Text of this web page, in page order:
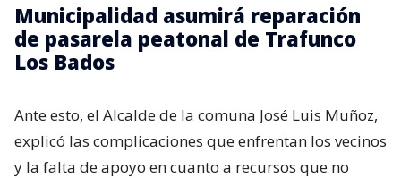
Municipalidad asumirá reparación
de pasarela peatonal de Trafunco
Los Bados
Ante esto, el Alcalde de la comuna José Luis Muñoz,
explicó las complicaciones que enfrentan los vecinos
y la falta de apoyo en cuanto a recursos que no